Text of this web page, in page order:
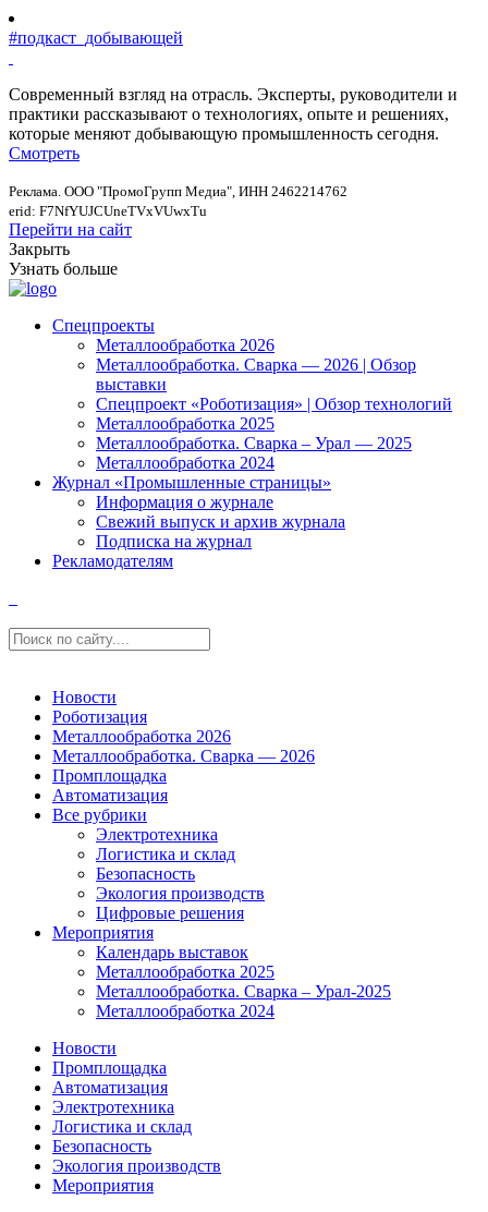
#подкаст_добывающей
Современный взгляд на отрасль. Эксперты, руководители и
практики рассказывают о технологиях, опыте и решениях,
которые меняют добывающую промышленность сегодня.
Смотреть
Реклама. ООО "ПромоГрупп Медиа", ИНН 2462214762
erid: F7NfYUJCUneTVxVUwxTu
Перейти на сайт
Закрыть
Узнать больше
Спецпроекты
Металлообработка 2026
Металлообработка. Сварка — 2026 | Обзор
выставки
Спецпроект «Роботизация» | Обзор технологий
Металлообработка 2025
Металлообработка. Сварка – Урал — 2025
Металлообработка 2024
Журнал «Промышленные страницы»
Информация о журнале
Свежий выпуск и архив журнала
Подписка на журнал
Рекламодателям
Новости
Роботизация
Металлообработка 2026
Металлообработка. Сварка — 2026
Промплощадка
Автоматизация
Все рубрики
Электротехника
Логистика и склад
Безопасность
Экология производств
Цифровые решения
Мероприятия
Календарь выставок
Металлообработка 2025
Металлообработка. Сварка – Урал-2025
Металлообработка 2024
Новости
Промплощадка
Автоматизация
Электротехника
Логистика и склад
Безопасность
Экология производств
Мероприятия